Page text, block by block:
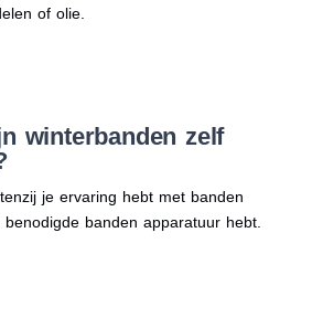
of olie.
winterbanden zelf
je ervaring hebt met banden
banden apparatuur hebt.